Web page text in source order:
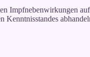
Impfnebenwirkungen